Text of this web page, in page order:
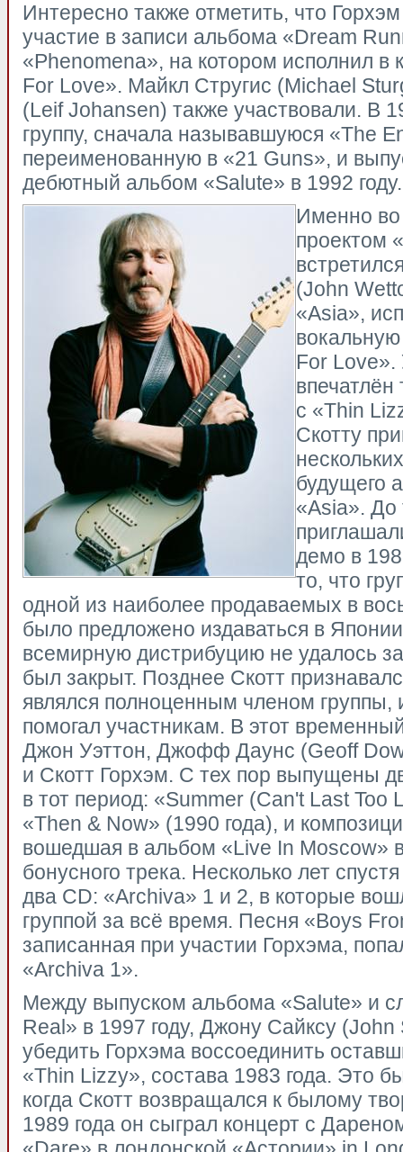
Интересно также отметить, что
участие в записи альбома «Dream
«Phenomena», на котором исполнил в
For Love». Майкл Стругис (Michael
(Leif Johansen) также участвовали. В
группу, сначала называвшуюся «The
переименованную в «21 Guns», и
дебютный альбом «Salute» в 1992 году.
Именно
проектом
(John
«Asia»,
For Love».
с «Thin
Скотту
будущего
«Asia». До
демо в
то, что
одной из наиболее продаваемых в
было предложено издаваться в
всемирную дистрибуцию не удалось
был закрыт. Позднее Скотт
являлся полноценным членом
помогал участникам. В этот
Джон Уэттон, Джофф Даунс (Geoff
и Скотт Горхэм. С тех пор выпущены
в тот период: «Summer (Can't Last Too
«Then & Now» (1990 года), и
вошедшая в альбом «Live In Moscow» в
бонусного трека. Несколько лет
два CD: «Archiva» 1 и 2, в которые
группой за всё время. Песня «Boys
записанная при участии Горхэма,
«Archiva 1».
Между выпуском альбома «Salute» и
Real» в 1997 году, Джону Сайксу
убедить Горхэма воссоединить
«Thin Lizzy», состава 1983 года. Это
когда Скотт возвращался к былому
1989 года он сыграл концерт с